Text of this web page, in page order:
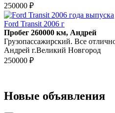
250000 ₽
Ford Transit 2006 г
Пробег 260000 км, Андрей
Грузопассажирский. Все
Андрей г.Великий Новгород
250000 ₽
Новые объявления